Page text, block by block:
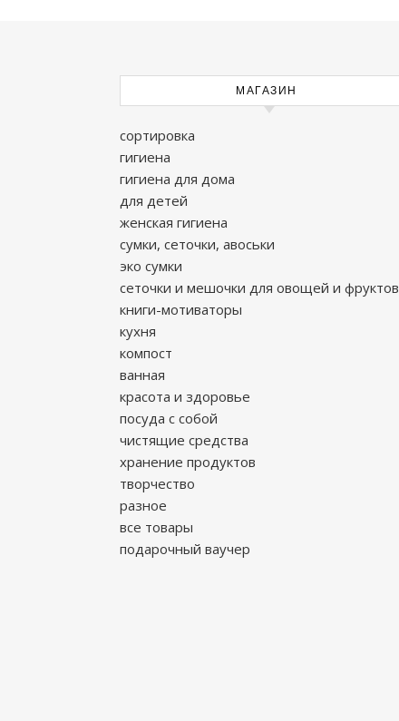
МАГАЗИН
сортировка
гигиена
гигиена для дома
для детей
женская гигиена
сумки, сеточки, авоськи
эко сумки
сеточки и мешочки для овощей и фруктов
книги-мотиваторы
кухня
компост
ванная
красота и здоровье
посуда с собой
чистящие средства
хранение продуктов
творчество
разное
все товары
подарочный ваучер